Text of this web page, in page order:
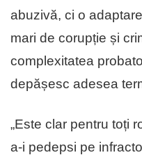
abuzivă, ci o
mari de corupție și
complexitatea
depășesc adesea
„Este clar pentru toți
a-i pedepsi pe